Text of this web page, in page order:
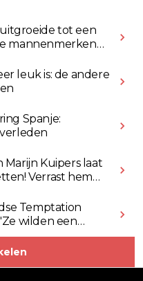
tot een
mannenmerken
leuk is: de andere
Spanje:
Marijn Kuipers laat
Verrast hem
Temptation
wilden een